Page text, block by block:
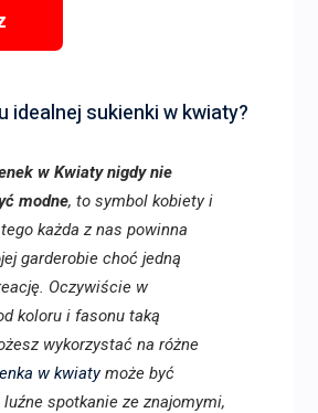
idealnej sukienki w kwiaty?
w Kwiaty nigdy nie
modne, to symbol kobiety i
każda z nas powinna
garderobie choć jedną
Oczywiście w
koloru i fasonu taką
wykorzystać na różne
w kwiatymoże być
luźne spotkanie ze znajomymi,